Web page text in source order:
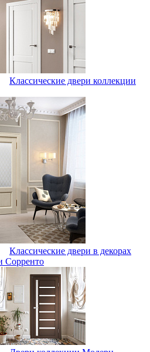
Классические двери коллекции
Классические двери в декорах
Сорренто